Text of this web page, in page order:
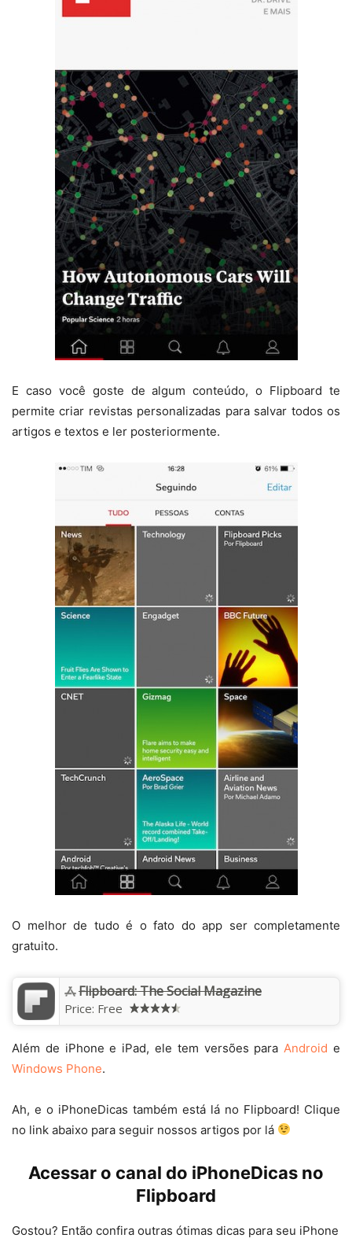
E caso você goste de algum conteúdo, o Flipboard te
permite criar revistas personalizadas para salvar todos os
artigos e textos e ler posteriormente.
O melhor de tudo é o fato do app ser completamente
gratuito.
Flipboard: The Social Magazine
Price: Free
Além de iPhone e iPad, ele tem versões paraAndroid e
Windows Phone.
Ah, e o iPhoneDicas também está lá no Flipboard! Clique
no link abaixo para seguir nossos artigos por lá
Acessar o canal do iPhoneDicas no
Flipboard
Gostou? Então confira outras ótimas dicas para seu iPhone